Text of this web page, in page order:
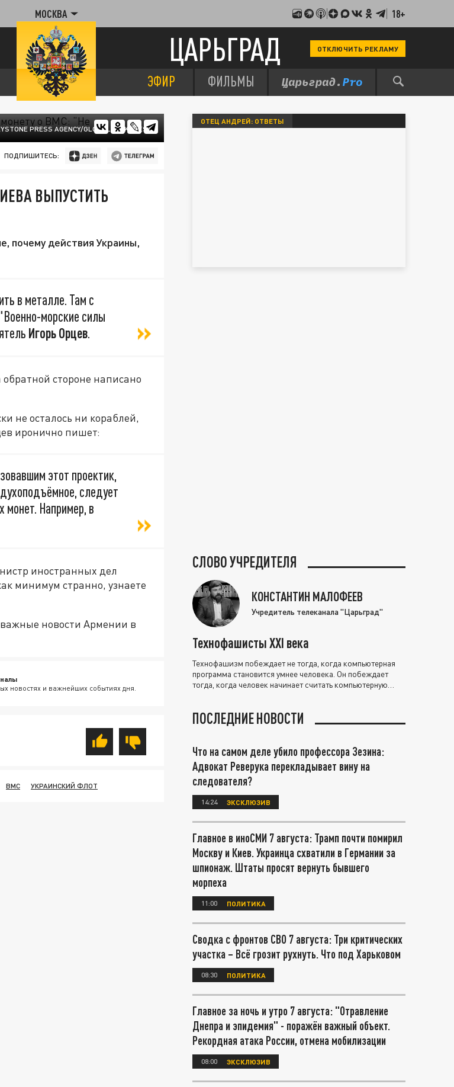
МОСКВА 18+
ЦАРЬГРАД ОТКЛЮЧИТЬ РЕКЛАМУ
ЭФИР ФИЛЬМЫ
PRESS AGENCY/GLOBALLOOKPRESS
ПОДПИШИТЕСЬ:
ВЫПУСТИТЬ
почему действия Украины,
в металле. Там с
морские силы
Игорь Орцев.
стороне написано
не осталось ни кораблей,
иронично пишет:
этот проектик,
следует
монет. Например, в
иностранных дел
минимум странно, узнаете
новости Армении в
новостях и важнейших событиях дня.
ВМС УКРАИНСКИЙ ФЛОТ
ОТЕЦ АНДРЕЙ: ОТВЕТЫ
СЛОВО УЧРЕДИТЕЛЯ
КОНСТАНТИН МАЛОФЕЕВ
Учредитель телеканала "Царьград"
Технофашисты XXI века
Технофашизм побеждает не тогда, когда компьютерная
программа становится умнее человека. Он побеждает
тогда, когда человек начинает считать компьютерную
ПОСЛЕДНИЕ НОВОСТИ
Что на самом деле убило профессора Зезина:
Адвокат Реверука перекладывает вину на
следователя?
14:24 ЭКСКЛЮЗИВ
Главное в иноСМИ 7 августа: Трамп почти помирил
Москву и Киев. Украинца схватили в Германии за
шпионаж. Штаты просят вернуть бывшего
морпеха
11:00 ПОЛИТИКА
Сводка с фронтов СВО 7 августа: Три критических
участка – Всё грозит рухнуть. Что под Харьковом
08:30 ПОЛИТИКА
Главное за ночь и утро 7 августа: "Отравление
Днепра и эпидемия" - поражён важный объект.
Рекордная атака России, отмена мобилизации
08:00 ЭКСКЛЮЗИВ